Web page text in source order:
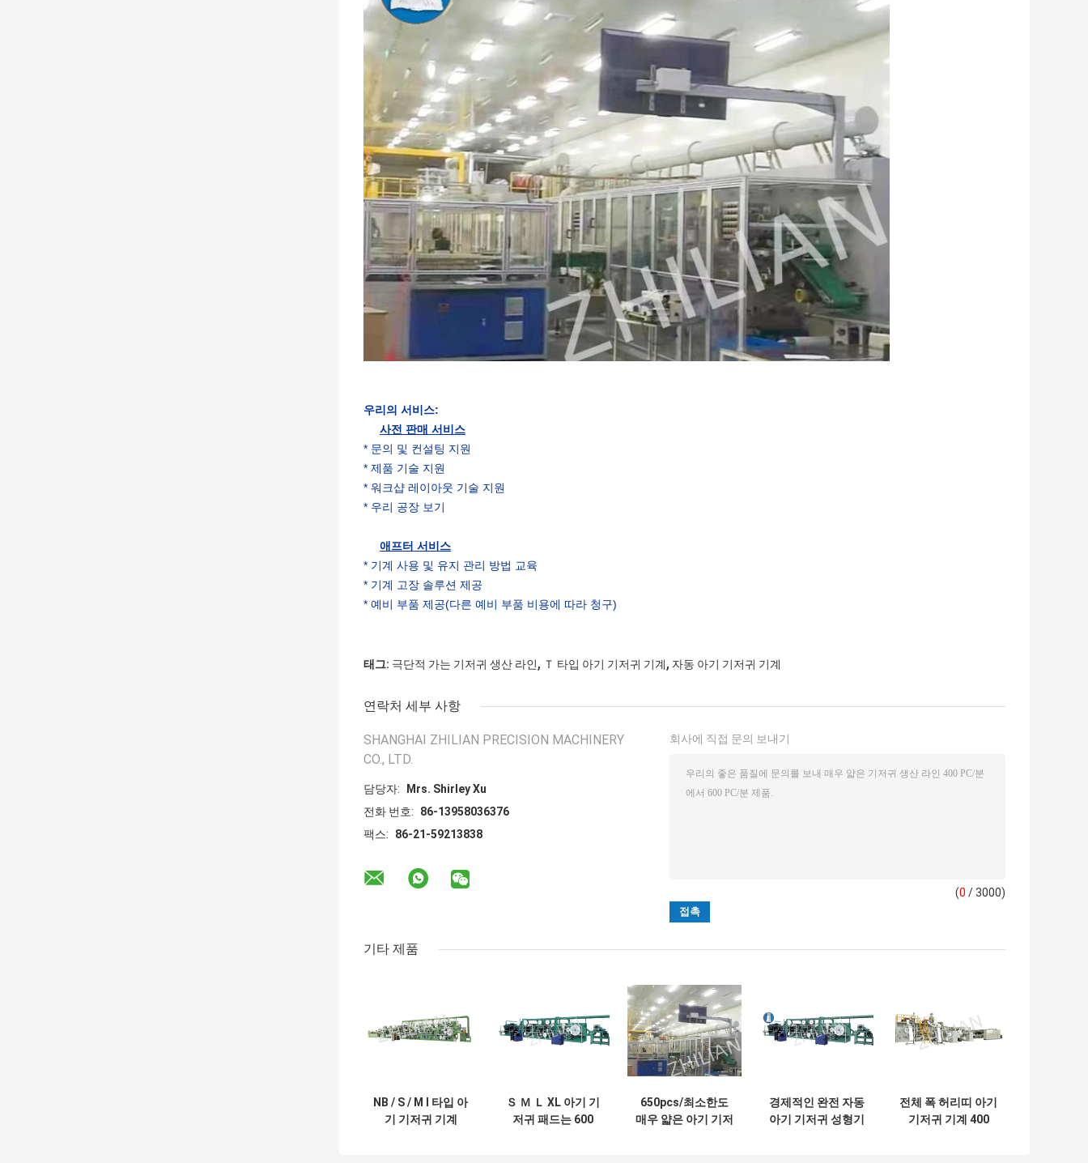
우리의 서비스:
사전 판매 서비스
* 문의 및 컨설팅 지원
* 제품 기술 지원
* 워크샵 레이아웃 기술 지원
* 우리 공장 보기
애프터 서비스
* 기계 사용 및 유지 관리 방법 교육
* 기계 고장 솔루션 제공
* 예비 부품 제공(다른 예비 부품 비용에 따라 청구)
태그: 극단적 가는 기저귀 생산 라인, Ｔ 타입 아기 기저귀 기계, 자동 아기 기저귀 기계
연락처 세부 사항
SHANGHAI ZHILIAN PRECISION MACHINERY
CO., LTD.
담당자:
Mrs. Shirley Xu
전화 번호:
86-13958036376
팩스:
86-21-59213838
회사에 직접 문의 보내기
(0 / 3000)
기타 제품
NB / S / M I 타입 아
기 기저귀 기계
Ｓ Ｍ Ｌ XL 아기 기
저귀 패드는 600
650pcs/최소한도
매우 얇은 아기 기저
경제적인 완전 자동
아기 기저귀 성형기
전체 폭 허리띠 아기
기저귀 기계 400